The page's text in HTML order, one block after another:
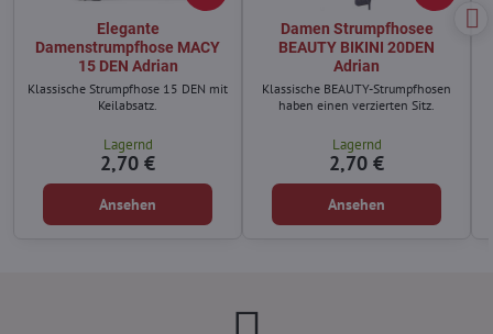
Elegante
Damenstrumpfhose MACY
15 DEN Adrian
Klassische Strumpfhose 15 DEN mit
Keilabsatz.
Lagernd
2,70 €
Ansehen
Damen Strumpfhosee
BEAUTY BIKINI 20DEN
Adrian
Klassische BEAUTY-Strumpfhosen
haben einen verzierten Sitz.
Lagernd
2,70 €
Ansehen